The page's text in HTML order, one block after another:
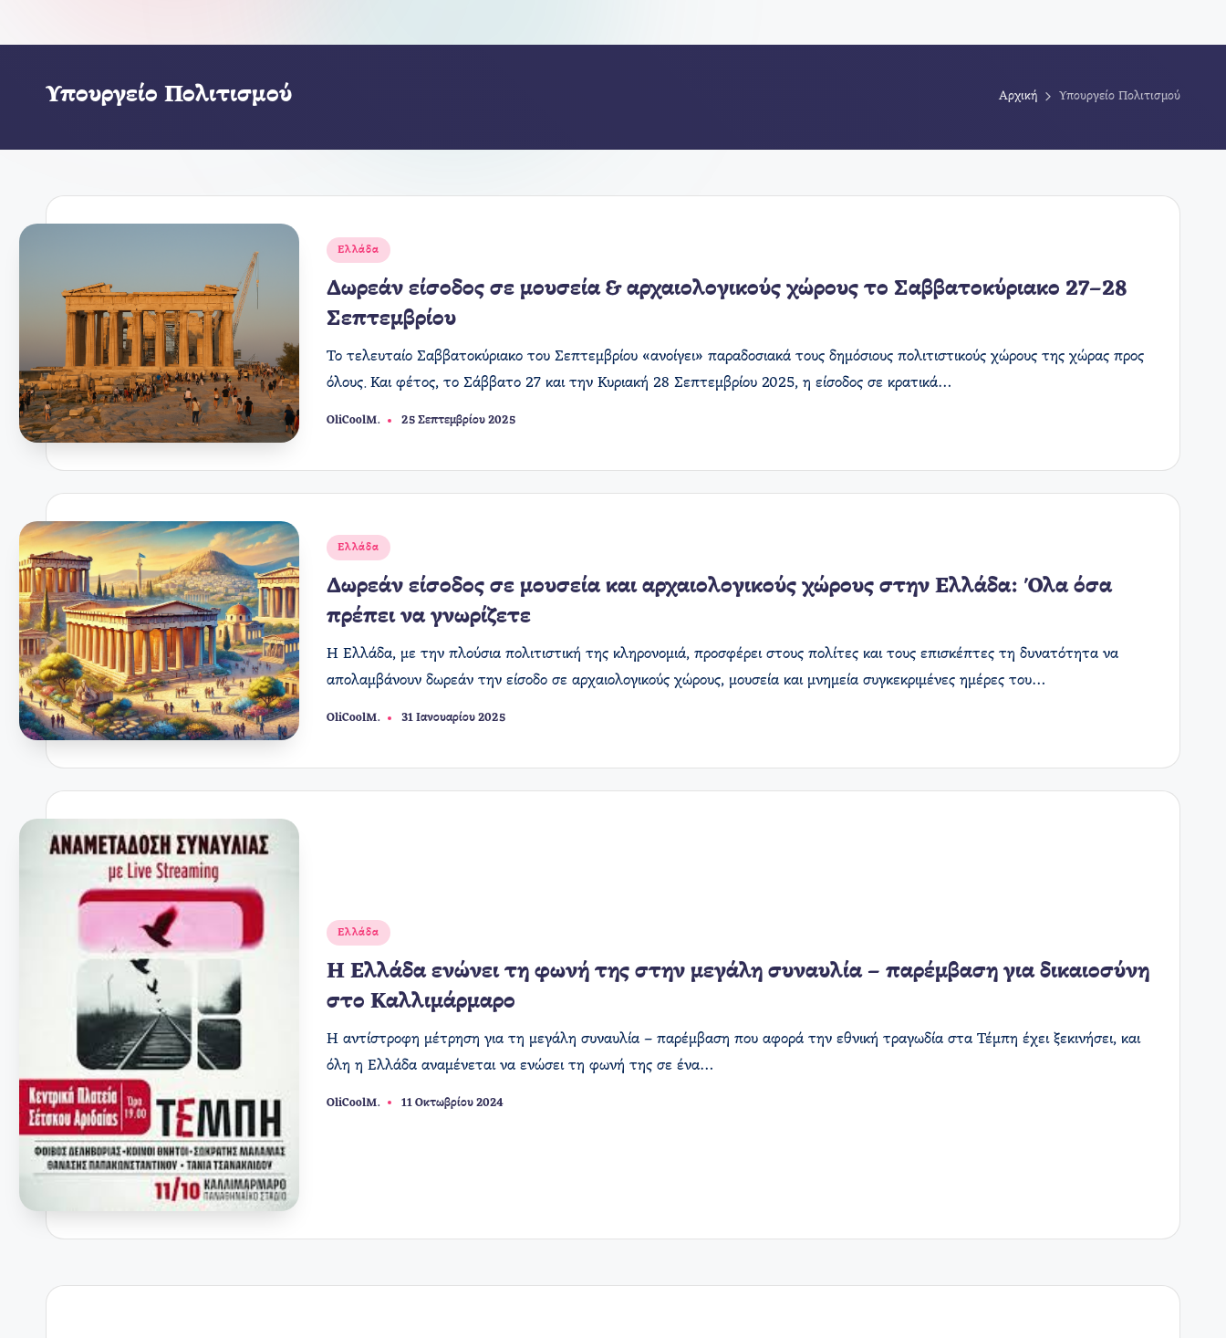
Υπουργείο Πολιτισμού Αρχική Υπουργείο Πολιτισμού
Αναρτήθηκε
Ελλάδα
Δωρεάν είσοδος σε μουσεία & αρχαιολογικούς χώρους το Σαββατοκύριακο 27–28
Σεπτεμβρίου
Το τελευταίο Σαββατοκύριακο του Σεπτεμβρίου «ανοίγει» παραδοσιακά τους δημόσιους πολιτιστικούς χώρους της χώρας προς
όλους. Και φέτος, το Σάββατο 27 και την Κυριακή 28 Σεπτεμβρίου 2025, η είσοδος σε κρατικά…
Συγγραφέας:
OliCoolM. 25 Σεπτεμβρίου 2025
Αναρτήθηκε
Ελλάδα
Δωρεάν είσοδος σε μουσεία και αρχαιολογικούς χώρους στην Ελλάδα: Όλα όσα
πρέπει να γνωρίζετε
Η Ελλάδα, με την πλούσια πολιτιστική της κληρονομιά, προσφέρει στους πολίτες και τους επισκέπτες τη δυνατότητα να
απολαμβάνουν δωρεάν την είσοδο σε αρχαιολογικούς χώρους, μουσεία και μνημεία συγκεκριμένες ημέρες του…
Συγγραφέας:
OliCoolM. 31 Ιανουαρίου 2025
Αναρτήθηκε
Ελλάδα
Η Ελλάδα ενώνει τη φωνή της στην μεγάλη συναυλία – παρέμβαση για δικαιοσύνη
στο Καλλιμάρμαρο
Η αντίστροφη μέτρηση για τη μεγάλη συναυλία – παρέμβαση που αφορά την εθνική τραγωδία στα Τέμπη έχει ξεκινήσει, και
όλη η Ελλάδα αναμένεται να ενώσει τη φωνή της σε ένα…
Συγγραφέας:
OliCoolM. 11 Οκτωβρίου 2024